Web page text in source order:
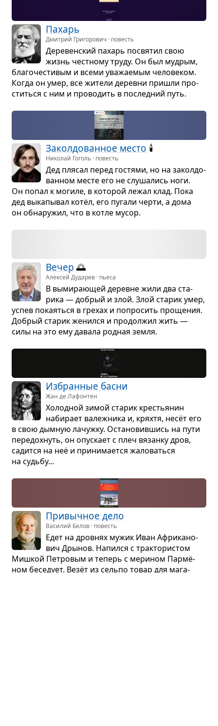
Пахарь
Дмитрий Григорович · повесть
Дере­вен­ский пахарь посвя­тил свою
жизнь чест­ному труду. Он был муд­рым,
бла­го­че­сти­вым и всеми ува­жа­е­мым чело­ве­ком.
Когда он умер, все жители деревни при­шли про­
ститься с ним и про­во­дить в послед­ний путь.
Закол­до­ван­ное место 🕯️
Николай Гоголь · повесть
Дед пля­сал перед гостями, но на закол­до­
ван­ном месте его не слу­ша­лись ноги.
Он попал к могиле, в кото­рой лежал клад. Пока
дед выка­пы­вал котёл, его пугали черти, а дома
он обна­ру­жил, что в котле мусор.
Вечер 🌅
Алексей Дударев · пьеса
В выми­ра­ю­щей деревне жили два ста­
рика — добрый и злой. Злой ста­рик умер,
успев пока­яться в гре­хах и попро­сить про­ще­ния.
Добрый ста­рик женился и про­дол­жил жить —
силы на это ему давала род­ная земля.
Избран­ные басни
Жан де Лафонтен
Холод­ной зимой ста­рик кре­стья­нин
наби­рает валеж­ника и, кряхтя, несёт его
в свою дым­ную лачужку. Оста­но­вив­шись на пути
пере­дох­нуть, он опус­кает с плеч вязанку дров,
садится на неё и при­ни­ма­ется жало­ваться
на судьбу...
При­выч­ное дело
Василий Белов · повесть
Едет на дров­нях мужик Иван Афри­ка­но­
вич Дры­нов. Напился с трак­то­ри­стом
Миш­кой Пет­ро­вым и теперь с мери­ном Пар­мё­
ном бесе­дует. Везёт из сельпо товар для мага­